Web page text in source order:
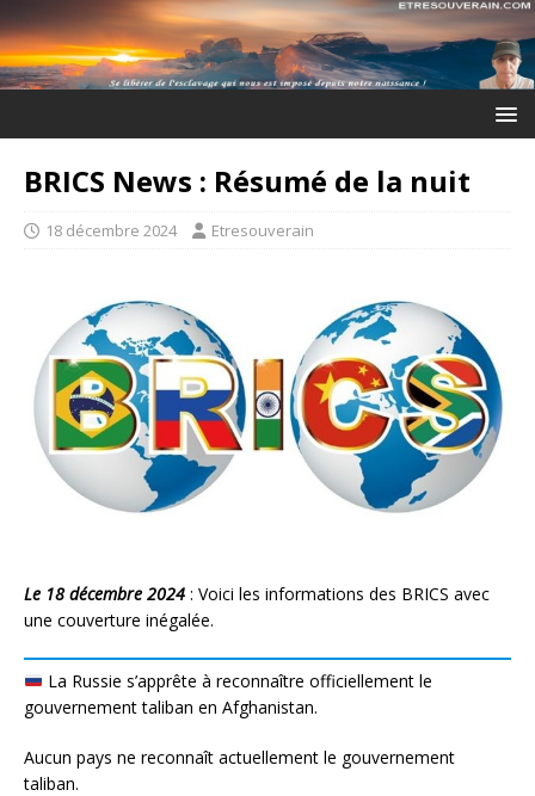
BRICS News : Résumé de la nuit
18 décembre 2024 Etresouverain
Le 18 décembre 2024 : Voici les informations des BRICS avec
une couverture inégalée.
La Russie s’apprête à reconnaître officiellement le
gouvernement taliban en Afghanistan.
Aucun pays ne reconnaît actuellement le gouvernement
taliban.